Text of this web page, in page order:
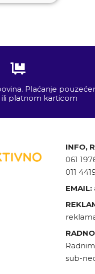
Plaćanje
platnom karticom
INFO,
061
011
EMAIL:
sub-